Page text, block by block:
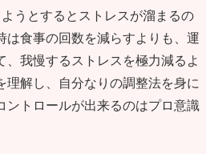
うとするとストレスが溜まるの
は食事の回数を減らすよりも、運
我慢するストレスを極力減るよ
理解し、自分なりの調整法を身に
ントロールが出来るのはプロ意識